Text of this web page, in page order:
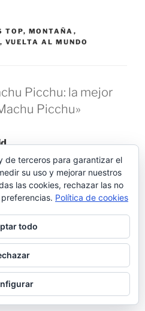
TOP, MONTAÑA ,
, VUELTA AL MUNDO
Picchu: la mejor
Picchu»
A LAS 10:17 AM
teneis que pedir o reservar
picchu y comprarlas
de terceros para garantizar el
su uso y mejorar nuestros
las cookies, rechazar las no
Política de cookies
todo